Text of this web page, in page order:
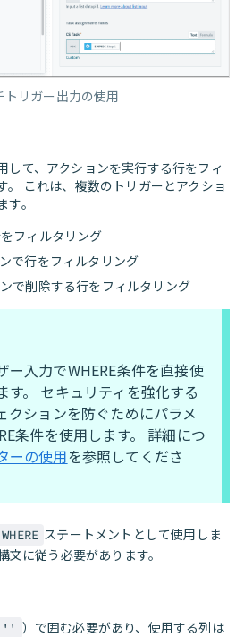
トリガー出力の使用
して、アクションを実行する行をフィ
。 これは、複数のトリガーとアクショ
。
フィルタリング
で行をフィルタリング
で削除する行をフィルタリング
ー入力でWHERE条件を直接使
す。 セキュリティを強化する
クションを防ぐためにパラメ
条件を使用します。 詳細につ
ーの使用を参照してくださ
WHERE ステートメントとして使用しま
文に従う必要があります。
'' ）で囲む必要があり、使用する列は